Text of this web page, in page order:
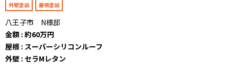
外壁塗装 屋根塗装
八王子市 N様邸
金額 : 約60万円
屋根 : スーパーシリコンルーフ
外壁 : セラMレタン